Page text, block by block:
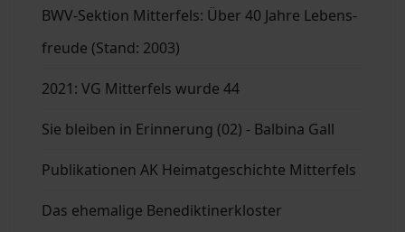
BWV-Sektion Mitterfels: Über 40 Jahre Lebens-
freude (Stand: 2003)
2021: VG Mitterfels wurde 44
Sie bleiben in Erinnerung (02) - Balbina Gall
Publikationen AK Heimatgeschichte Mitterfels
Das ehemalige Benediktinerkloster